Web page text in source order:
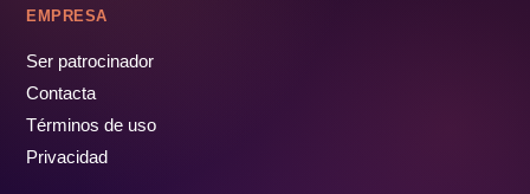
EMPRESA
Ser patrocinador
Contacta
Términos de uso
Privacidad